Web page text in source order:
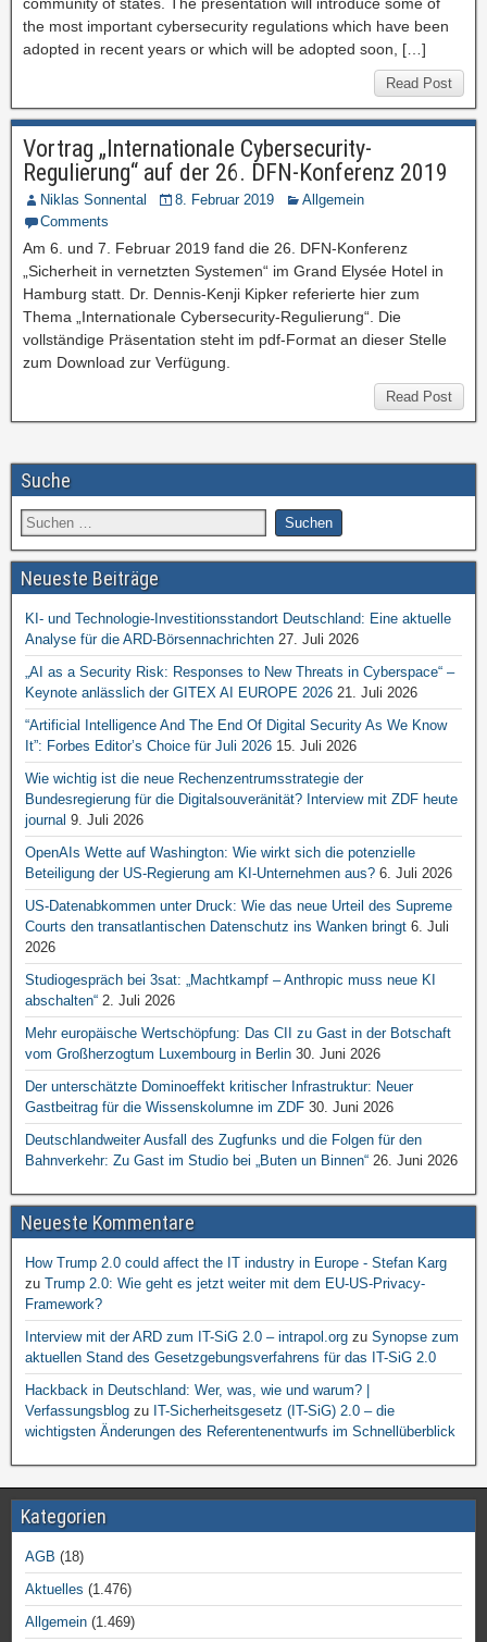
the most important cybersecurity regulations which have been
adopted in recent years or which will be adopted soon, […]
Read Post
Vortrag „Internationale Cybersecurity-
Regulierung“ auf der 26. DFN-Konferenz 2019
Niklas Sonnental 8. Februar 2019
Allgemein
Comments
Am 6. und 7. Februar 2019 fand die 26. DFN-Konferenz
„Sicherheit in vernetzten Systemen“ im Grand Elysée Hotel in
Hamburg statt. Dr. Dennis-Kenji Kipker referierte hier zum
Thema „Internationale Cybersecurity-Regulierung“. Die
vollständige Präsentation steht im pdf-Format an dieser Stelle
zum Download zur Verfügung.
Read Post
Suche
Neueste Beiträge
KI- und Technologie-Investitionsstandort Deutschland: Eine aktuelle
Analyse für die ARD-Börsennachrichten 27. Juli 2026
„AI as a Security Risk: Responses to New Threats in Cyberspace“ –
Keynote anlässlich der GITEX AI EUROPE 2026 21. Juli 2026
“Artificial Intelligence And The End Of Digital Security As We Know
It”: Forbes Editor’s Choice für Juli 2026 15. Juli 2026
Wie wichtig ist die neue Rechenzentrumsstrategie der
Bundesregierung für die Digitalsouveränität? Interview mit ZDF heute
journal 9. Juli 2026
OpenAIs Wette auf Washington: Wie wirkt sich die potenzielle
Beteiligung der US-Regierung am KI-Unternehmen aus? 6. Juli 2026
US-Datenabkommen unter Druck: Wie das neue Urteil des Supreme
Courts den transatlantischen Datenschutz ins Wanken bringt 6. Juli
2026
Studiogespräch bei 3sat: „Machtkampf – Anthropic muss neue KI
abschalten“ 2. Juli 2026
Mehr europäische Wertschöpfung: Das CII zu Gast in der Botschaft
vom Großherzogtum Luxembourg in Berlin 30. Juni 2026
Der unterschätzte Dominoeffekt kritischer Infrastruktur: Neuer
Gastbeitrag für die Wissenskolumne im ZDF 30. Juni 2026
Deutschlandweiter Ausfall des Zugfunks und die Folgen für den
Bahnverkehr: Zu Gast im Studio bei „Buten un Binnen“ 26. Juni 2026
Neueste Kommentare
How Trump 2.0 could affect the IT industry in Europe - Stefan Karg
zu Trump 2.0: Wie geht es jetzt weiter mit dem EU-US-Privacy-
Framework?
Interview mit der ARD zum IT-SiG 2.0 – intrapol.org zu Synopse zum
aktuellen Stand des Gesetzgebungsverfahrens für das IT-SiG 2.0
Hackback in Deutschland: Wer, was, wie und warum? |
Verfassungsblog zu IT-Sicherheitsgesetz (IT-SiG) 2.0 – die
wichtigsten Änderungen des Referentenentwurfs im Schnellüberblick
Kategorien
AGB (18)
Aktuelles (1.476)
Allgemein (1.469)